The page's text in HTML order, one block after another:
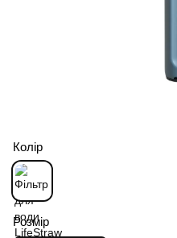
Колір
Розмір